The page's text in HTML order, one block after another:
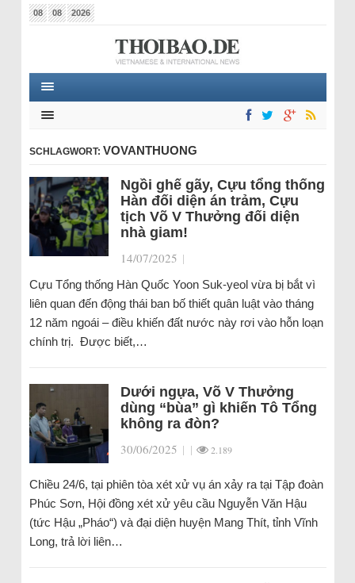
08 08 2026
SCHLAGWORT: VOVANTHUONG
Ngồi ghế gãy, Cựu tổng thống
Hàn đối diện án trảm, Cựu
tịch Võ V Thưởng đối diện
nhà giam!
14/07/2025 |
Cựu Tổng thống Hàn Quốc Yoon Suk-yeol vừa bị bắt vì
liên quan đến động thái ban bố thiết quân luật vào tháng
12 năm ngoái – điều khiến đất nước này rơi vào hỗn loạn
chính trị. Được biết,…
Dưới ngựa, Võ V Thưởng
dùng “bùa” gì khiến Tô Tổng
không ra đòn?
30/06/2025 | | 2.189
Chiều 24/6, tại phiên tòa xét xử vụ án xảy ra tại Tập đoàn
Phúc Sơn, Hội đồng xét xử yêu cầu Nguyễn Văn Hậu
(tức Hậu „Pháo“) và đại diện huyện Mang Thít, tỉnh Vĩnh
Long, trả lời liên…